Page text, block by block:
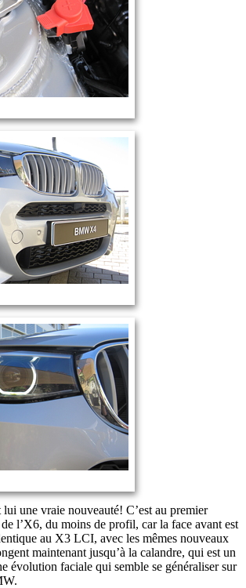
une vraie nouveauté! C’est au premier
l’X6, du moins de profil, car la face avant est
au X3 LCI, avec les mêmes nouveaux
maintenant jusqu’à la calandre, qui est un
évolution faciale qui semble se généraliser sur